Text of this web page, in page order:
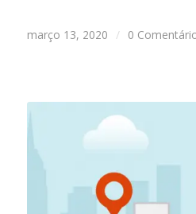
março 13, 2020 / 0